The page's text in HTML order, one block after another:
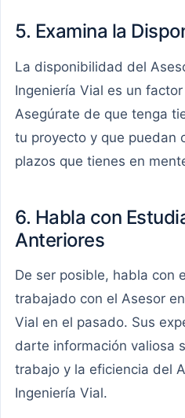
5. Examina la
La disponibilidad del
Ingeniería Vial es un
Asegúrate de que tenga
tu proyecto y que puedan
plazos que tienes en
6. Habla con
Anteriores
De ser posible, habla con
trabajado con el Asesor
Vial en el pasado. Sus
darte información valiosa
trabajo y la eficiencia del
Ingeniería Vial.